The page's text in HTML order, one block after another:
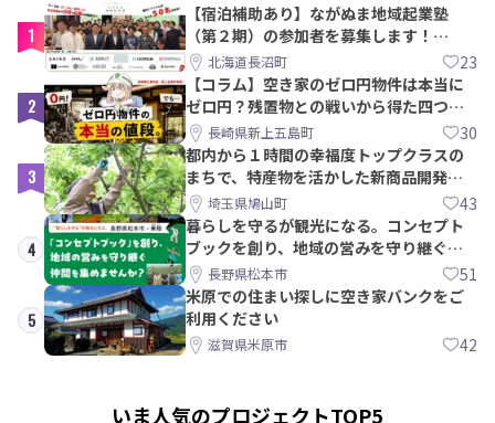
1
【宿泊補助あり】ながぬま地域起業塾
（第２期）の参加者を募集します！
【8/21〆】
北海道長沼町 23
2
【コラム】空き家のゼロ円物件は本当に
ゼロ円？残置物との戦いから得た四つの
教訓｜新上五島町
長崎県新上五島町 30
3
都内から１時間の幸福度トップクラスの
まちで、特産物を活かした新商品開発＆
PRメンバー募集！
埼玉県鳩山町 43
4
暮らしを守るが観光になる。コンセプト
ブックを創り、地域の営みを守り継ぐ仲
間を集めませんか？
長野県松本市 51
5
米原での住まい探しに空き家バンクをご
利用ください
滋賀県米原市 42
いま人気のプロジェクトTOP5